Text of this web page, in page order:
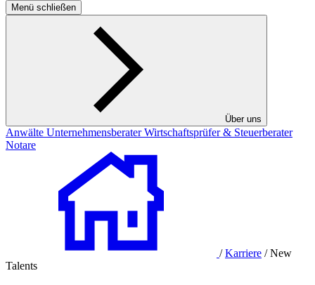
Menü schließen
Über uns
Anwälte UnternehmensberaterWirtschaftsprüfer & Steuerberater
Notare
/ Karriere / New
Talents